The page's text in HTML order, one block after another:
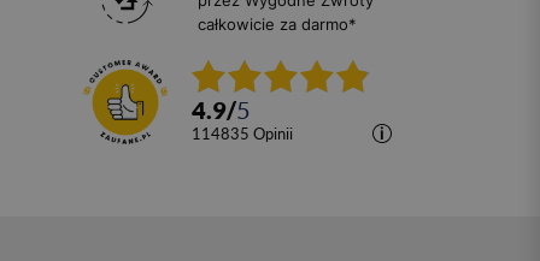
całkowicie za darmo*
4.9/5
114835 opinii